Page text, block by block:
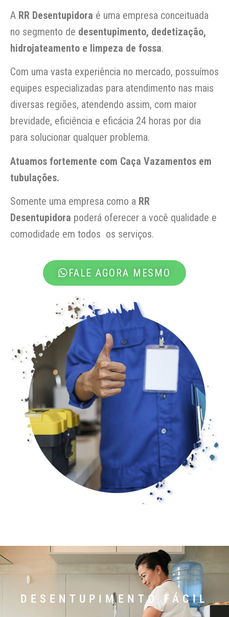
A RR Desentupidora é uma empresa conceituada
no segmento de desentupimento, dedetização,
hidrojateamento e limpeza de fossa.
Com uma vasta experiência no mercado, possuímos
equipes especializadas para atendimento nas mais
diversas regiões, atendendo assim, com maior
brevidade, eficiência e eficácia 24 horas por dia
para solucionar qualquer problema.
Atuamos fortemente com Caça Vazamentos em
tubulações.
Somente uma empresa como a RR
Desentupidora poderá oferecer a você qualidade e
comodidade em todos os serviços.
FALE AGORA MESMO
DESENTUPIMENTO FÁCIL